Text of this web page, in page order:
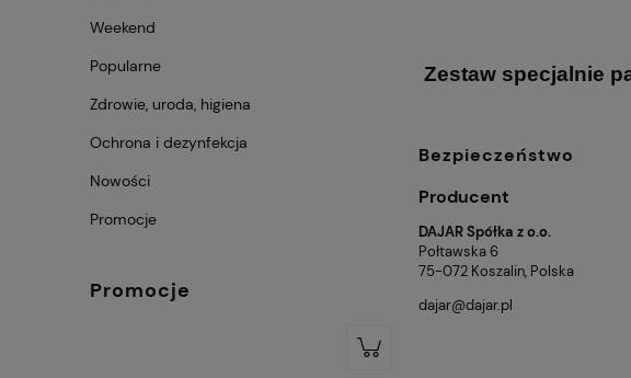
Weekend
Popularne
Zdrowie, uroda, higiena
Ochrona i dezynfekcja
Nowości
Promocje
Promocje
Zestaw specjalnie
Bezpieczeństwo
Producent
DAJAR Spółka z o.o.
Połtawska 6
75-072 Koszalin, Polska
dajar@dajar.pl